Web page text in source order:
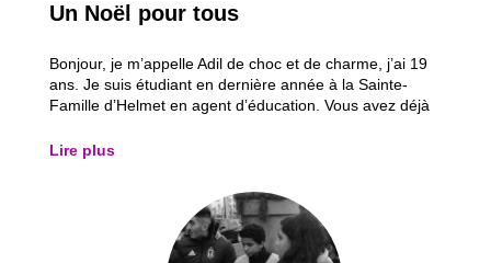
Un Noël pour tous
Bonjour, je m’appelle Adil de choc et de charme, j’ai 19
ans. Je suis étudiant en dernière année à la Sainte-
Famille d’Helmet en agent d’éducation. Vous avez déjà
autre histoire. La place des projets humanitaires dans
Lire plus